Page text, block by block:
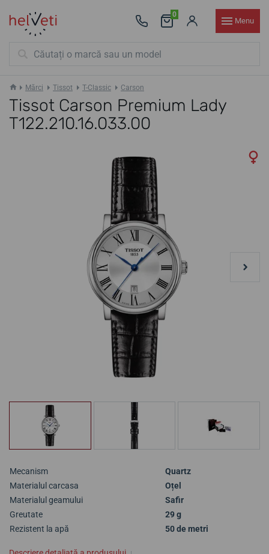
0
Menu
Mărci Tissot T-Classic Carson
Tissot Carson Premium Lady
T122.210.16.033.00
Mecanism
Quartz
Materialul carcasa
Oțel
Materialul geamului
Safir
Greutate
29 g
Rezistent la apă
50 de metri